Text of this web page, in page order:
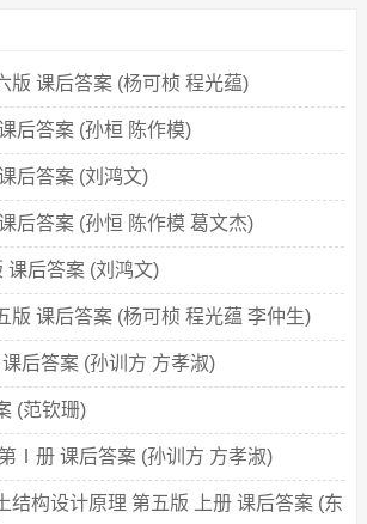
版 课后答案 (杨可桢 程光蕴)
后答案 (孙桓 陈作模)
后答案 (刘鸿文)
后答案 (孙恒 陈作模 葛文杰)
课后答案 (刘鸿文)
版 课后答案 (杨可桢 程光蕴 李仲生)
后答案 (孙训方 方孝淑)
(范钦珊)
Ⅰ册 课后答案 (孙训方 方孝淑)
结构设计原理 第五版 上册 课后答案 (东